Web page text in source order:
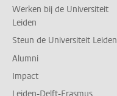
Werken bij de Universiteit
Leiden
Steun de Universiteit Leiden
Alumni
Impact